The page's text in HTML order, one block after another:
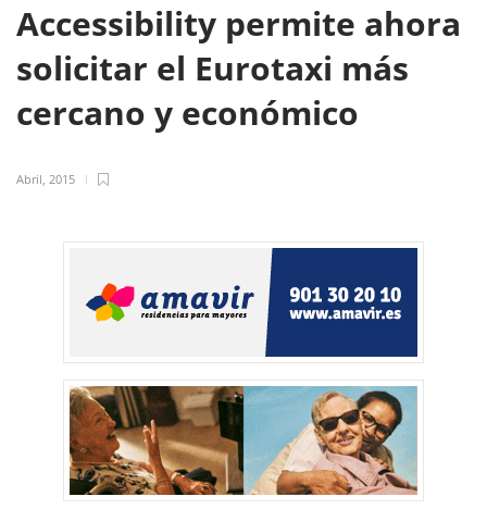
Accessibility permite ahora
solicitar el Eurotaxi más
cercano y económico
Abril, 2015